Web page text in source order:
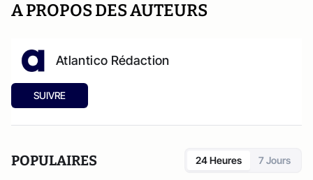
A PROPOS DES AUTEURS
Atlantico Rédaction
SUIVRE
POPULAIRES 24 Heures 7 Jours